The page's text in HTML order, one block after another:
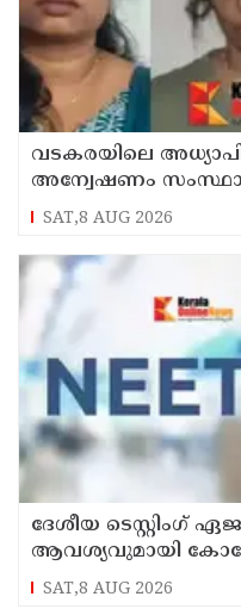
വടകരയിലെ
അന്വേഷണം
SAT,8 AUG 2026
ദേശീയ ടെസ്റ്റിംഗ്
ആവശ്യവുമായി
SAT,8 AUG 2026